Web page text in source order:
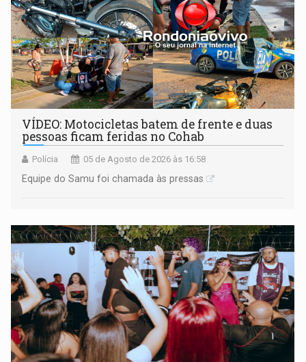
VÍDEO: Motocicletas batem de frente e duas
pessoas ficam feridas no Cohab
Polícia 05 de Agosto de 2026 às 16:58
Equipe do Samu foi chamada às pressas